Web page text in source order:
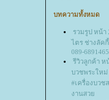
บทความทั้งหมด
รวมรูป หน้า
ไตร ช่างลัค
089-6891465
รีวิวลูกค้า ห
บวชพระใหม่
#เครื่องบวช
งานสว